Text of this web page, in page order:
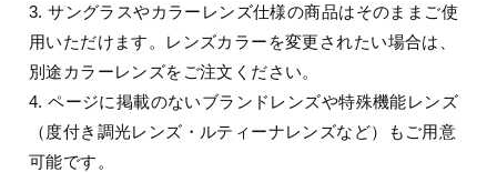
3. サングラスやカラーレンズ仕様の商品はそのままご使
用いただけます。レンズカラーを変更されたい場合は、
別途カラーレンズをご注文ください。
4. ページに掲載のないブランドレンズや特殊機能レンズ
（度付き調光レンズ・ルティーナレンズなど）もご用意
可能です。